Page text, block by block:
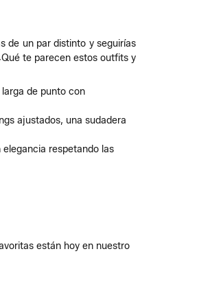
de un par distinto y seguirías
te parecen estos outfits y
de punto con
ajustados, una sudadera
respetando las
están hoy en nuestro